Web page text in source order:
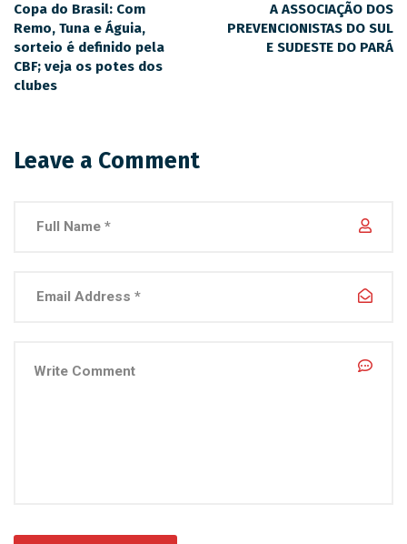
Copa do Brasil: Com
Remo, Tuna e Águia,
sorteio é definido pela
CBF; veja os potes dos
clubes
A ASSOCIAÇÃO DOS
PREVENCIONISTAS DO SUL
E SUDESTE DO PARÁ
Leave a Comment